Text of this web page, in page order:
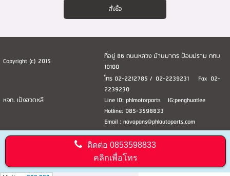
Copyright (c) 2015
ที่อยู่ 86 ถนนหลวง บ้านบาตร ป้อมปราบ กทม
10100
หจก. เป้งฮวดหลี
โทร 02-2212785 / 02-2239231 Fax 02-
2239230
Line ID: phlmotorparts IG:penghuatlee
Hotline: 085-3598833
Email : navapans@phlautoparts.com
ติดต่อ0853598833
คลิกเพื่อโทร